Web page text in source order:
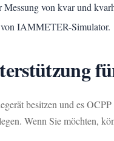
Messung von kvar und
IAMMETER-Simulator.
besitzen und es
Wenn Sie möchten,